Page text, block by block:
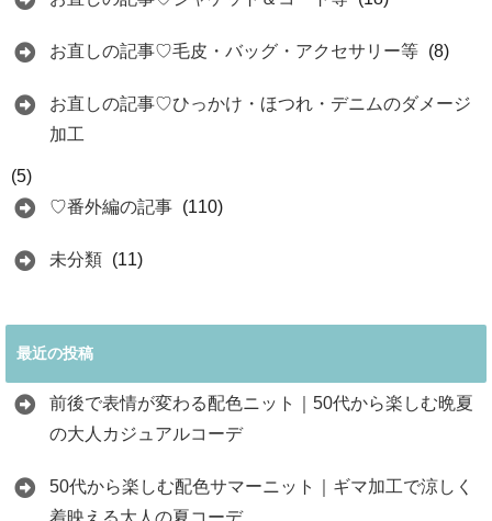
お直しの記事♡毛皮・バッグ・アクセサリー等 (8)
お直しの記事♡ひっかけ・ほつれ・デニムのダメージ
加工
(5)
♡番外編の記事 (110)
未分類 (11)
最近の投稿
前後で表情が変わる配色ニット｜50代から楽しむ晩夏
の大人カジュアルコーデ
50代から楽しむ配色サマーニット｜ギマ加工で涼しく
着映える大人の夏コーデ